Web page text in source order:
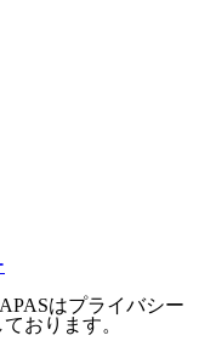
はプライバシー
おります。